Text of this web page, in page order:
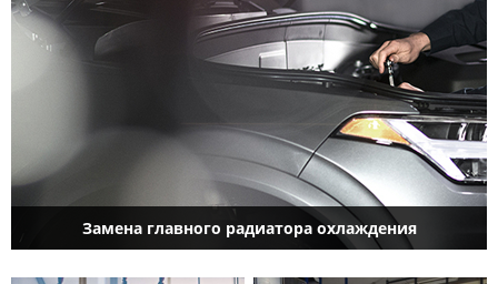
Замена главного радиатора охлаждения